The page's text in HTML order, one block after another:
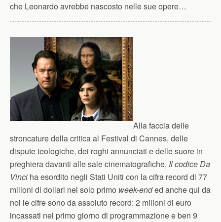
che Leonardo avrebbe nascosto nelle sue opere…
Alla faccia delle
stroncature della critica al Festival di Cannes, delle
dispute teologiche, dei roghi annunciati e delle suore in
preghiera davanti alle sale cinematografiche, Il codice Da
Vinci ha esordito negli Stati Uniti con la cifra record di 77
milioni di dollari nel solo primo week-ended anche qui da
noi le cifre sono da assoluto record: 2 milioni di euro
incassati nel primo giorno di programmazione e ben 9